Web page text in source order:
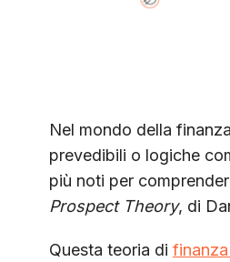
Nel mondo della
prevedibili o logiche
più noti per
Prospect Theory, di
Questa teoria di